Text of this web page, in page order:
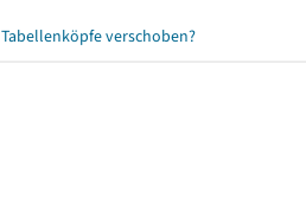
Tabellenköpfe verschoben?